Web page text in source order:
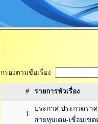
กรองตามชื่อเรื่อง
# รายการหัวเรื่อง
1
ประกาศ ประกวดรา
สายหุบเตย-เชื่อมเข